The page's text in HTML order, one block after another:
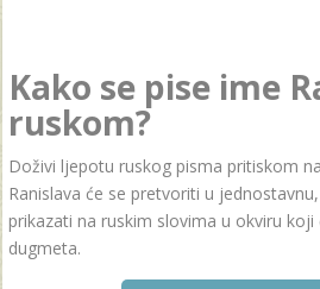
Kako se pise ime
ruskom?
Doživi ljepotu ruskog pisma pritiskom
Ranislava će se pretvoriti u
prikazati na ruskim slovima u okviru
dugmeta.